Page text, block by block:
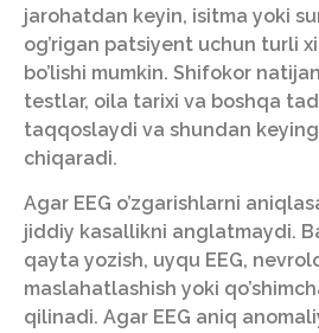
jarohatdan keyin, isitma yoki
og’rigan patsiyent uchun turli
bo’lishi mumkin. Shifokor
testlar, oila tarixi va boshqa
taqqoslaydi va shundan
chiqaradi.
Agar EEG o’zgarishlarni
jiddiy kasallikni anglatmaydi.
qayta yozish, uyqu EEG,
maslahatlashish yoki
qilinadi. Agar EEG aniq